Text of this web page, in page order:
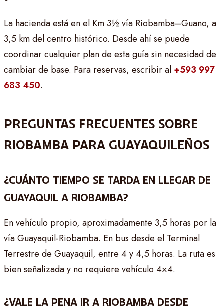
La hacienda está en el Km 3½ vía Riobamba–Guano, a
3,5 km del centro histórico. Desde ahí se puede
coordinar cualquier plan de esta guía sin necesidad de
cambiar de base. Para reservas, escribir al +593 997
683 450.
PREGUNTAS FRECUENTES SOBRE
RIOBAMBA PARA GUAYAQUILEÑOS
¿CUÁNTO TIEMPO SE TARDA EN LLEGAR DE
GUAYAQUIL A RIOBAMBA?
En vehículo propio, aproximadamente 3,5 horas por la
vía Guayaquil-Riobamba. En bus desde el Terminal
Terrestre de Guayaquil, entre 4 y 4,5 horas. La ruta es
bien señalizada y no requiere vehículo 4×4.
¿VALE LA PENA IR A RIOBAMBA DESDE